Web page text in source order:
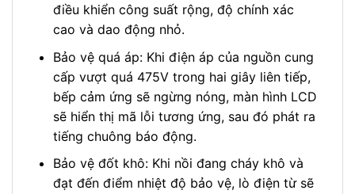
điều khiển công suất rộng, độ chính xác
cao và dao động nhỏ.
Bảo vệ quá áp: Khi điện áp của nguồn cung
cấp vượt quá 475V trong hai giây liên tiếp,
bếp cảm ứng sẽ ngừng nóng, màn hình LCD
sẽ hiển thị mã lỗi tương ứng, sau đó phát ra
tiếng chuông báo động.
Bảo vệ đốt khô: Khi nồi đang cháy khô và
đạt đến điểm nhiệt độ bảo vệ, lò điện từ sẽ